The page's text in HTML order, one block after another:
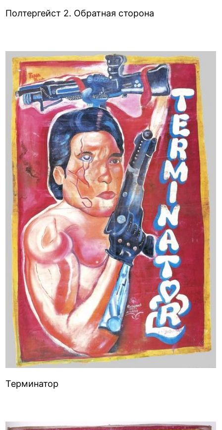
Полтергейст 2. Обратная сторона
Терминатор